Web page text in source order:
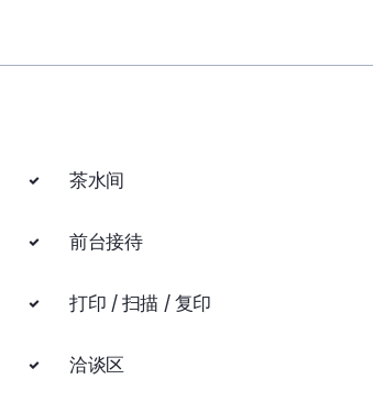
茶水间
前台接待
打印 / 扫描 / 复印
洽谈区